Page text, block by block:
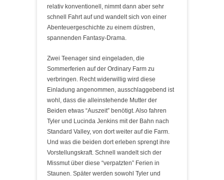
relativ konventionell, nimmt dann aber sehr
schnell Fahrt auf und wandelt sich von einer
Abenteuergeschichte zu einem düstren,
spannenden Fantasy-Drama.
Zwei Teenager sind eingeladen, die
Sommerferien auf der Ordinary Farm zu
verbringen. Recht widerwillig wird diese
Einladung angenommen, ausschlaggebend ist
wohl, dass die alleinstehende Mutter der
Beiden etwas “Auszeit” benötigt. Also fahren
Tyler und Lucinda Jenkins mit der Bahn nach
Standard Valley, von dort weiter auf die Farm.
Und was die beiden dort erleben sprengt ihre
Vorstellungskraft. Schnell wandelt sich der
Missmut über diese “verpatzten” Ferien in
Staunen. Später werden sowohl Tyler und